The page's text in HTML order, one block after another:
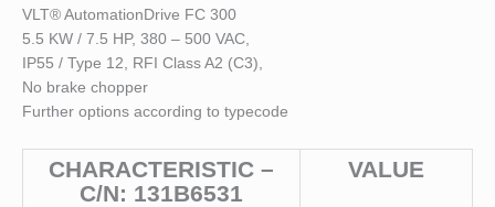
VLT® AutomationDrive FC 300
5.5 KW / 7.5 HP, 380 – 500 VAC,
IP55 / Type 12, RFI Class A2 (C3),
No brake chopper
Further options according to typecode
CHARACTERISTIC –
C/N: 131B6531
VALUE